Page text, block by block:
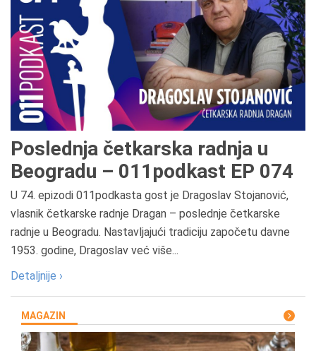
Poslednja četkarska radnja u
Beogradu – 011podkast EP 074
U 74. epizodi 011podkasta gost je Dragoslav Stojanović,
vlasnik četkarske radnje Dragan – poslednje četkarske
radnje u Beogradu. Nastavljajući tradiciju započetu davne
1953. godine, Dragoslav već više...
Detaljnije ›
MAGAZIN